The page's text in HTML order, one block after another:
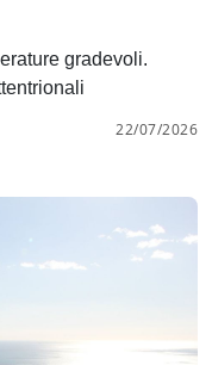
gradevoli.
22/07/2026